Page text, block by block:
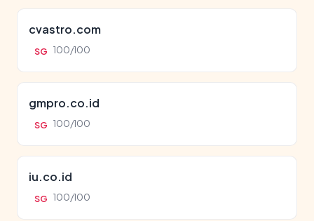
cvastro.com
SG 100/100
gmpro.co.id
SG 100/100
iu.co.id
SG 100/100